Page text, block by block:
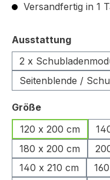
Versandfertig in 1
Ausstattung
2 x
Seitenblende /
Größeauswählen
120 x 200 cm
180 x 200 cm
140 x 210 cm